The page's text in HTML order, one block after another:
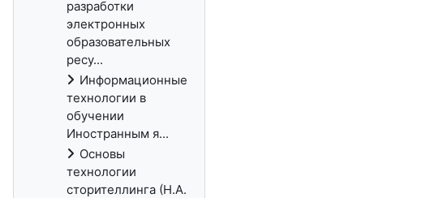
разработки
электронных
образовательных
ресу...
Информационные
технологии в
обучении
Иностранным я...
Основы
технологии
сторителлинга (Н.А.